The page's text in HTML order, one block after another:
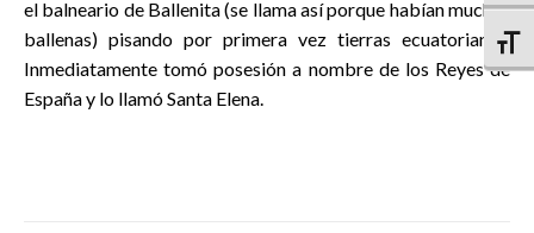
el balneario de Ballenita (se llama así porque habían muchas
ballenas) pisando por primera vez tierras ecuatorianas.
Inmediatamente tomó posesión a nombre de los Reyes de
España y lo llamó Santa Elena.